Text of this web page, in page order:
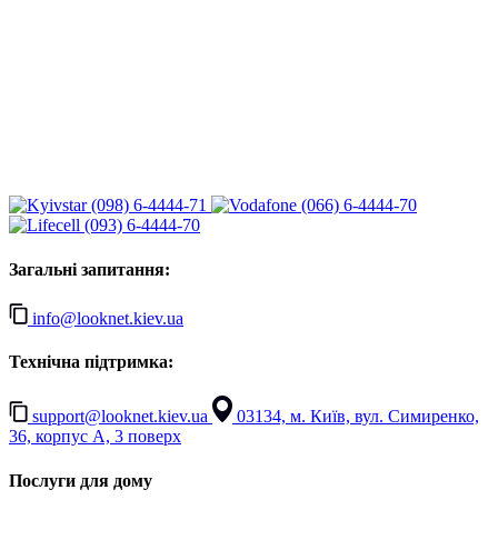
(098) 6-4444-71
(066) 6-4444-70
(093) 6-4444-70
Загальні запитання:
info@looknet.kiev.ua
Технічна підтримка:
support@looknet.kiev.ua
03134, м. Київ, вул. Симиренко,
36, корпус А, 3 поверх
Послуги для дому